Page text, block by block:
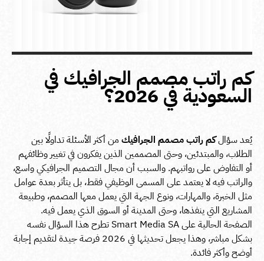
كم راتب مصمم الجرافيك في
السعودية في 2026؟
يُعد سؤالكم راتبمصمم الجرافيك من أكثر الأسئلة تداولًا بين
الطلاب، والمبتدئين، وحتى المصممين الذين يفكرون في تغيير وظائفهم
أو التفاوض على رواتبهم. والسبب أن مجال التصميم الجرافيكي واسع،
والراتب فيه لا يعتمد على المسمى الوظيفي فقط، بل يتأثر بعدة عوامل
مثل الخبرة، والمهارات، ونوع الجهة التي يعمل معها المصمم، وطبيعة
المشاريع التي ينفذها، وحتى المدينة أو السوق الذي يعمل فيه.
الصفحة الحالية على Smart Media SA تطرح هذا السؤال نفسه
بشكل مباشر، وهذا يجعل تحديثها في 2026 فرصة جيدة لتقديم إجابة
أوضح وأكثر فائدة.